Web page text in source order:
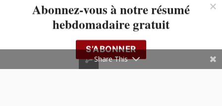
Abonnez-vous à notre résumé
hebdomadaire gratuit
S’ABONNER
Share This